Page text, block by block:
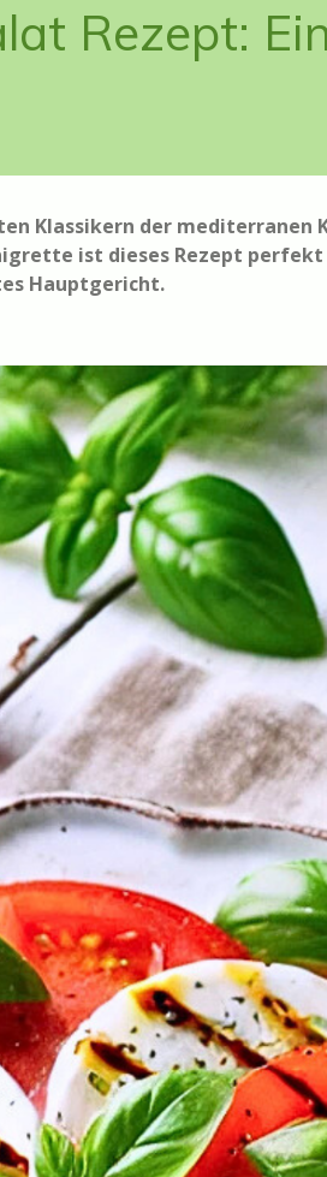
Rezept:
Klassikern der mediterranen
ist dieses Rezept perfekt
Hauptgericht.